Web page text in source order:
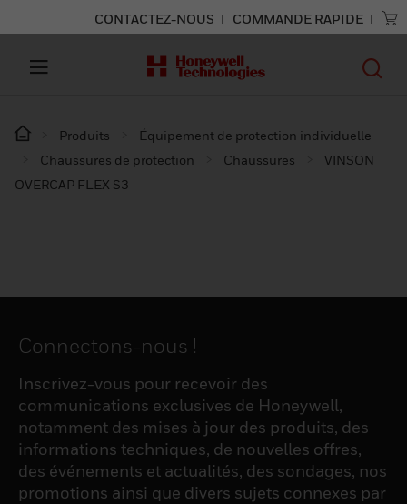
CONTACTEZ-NOUS COMMANDE RAPIDE
Produits
Équipement de protection individuelle
Chaussures de protection
Chaussures
VINSON
OVERCAP FLEX S3
Connectons-nous !
Inscrivez-vous pour recevoir des
communications exclusives de Honeywell,
notamment des mises à jour des produits, des
informations techniques, de nouvelles offres,
des événements et actualités, des sondages, nos
promotions ainsi que divers sujets connexes par